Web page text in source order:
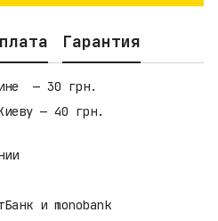
Гарантия
— 30 грн.
— 40 грн.
и monobank